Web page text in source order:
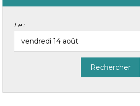
Le :